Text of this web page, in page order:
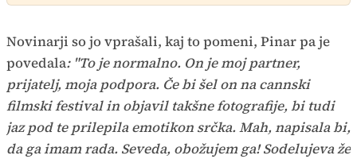
Novinarji so jo vprašali, kaj to pomeni, Pinar pa je
povedala: "To je normalno. On je moj partner,
prijatelj, moja podpora. Če bi šel on na cannski
filmski festival in objavil takšne fotografije, bi tudi
jaz pod te prilepila emotikon srčka. Mah, napisala bi,
da ga imam rada. Seveda, obožujem ga! Sodelujeva že